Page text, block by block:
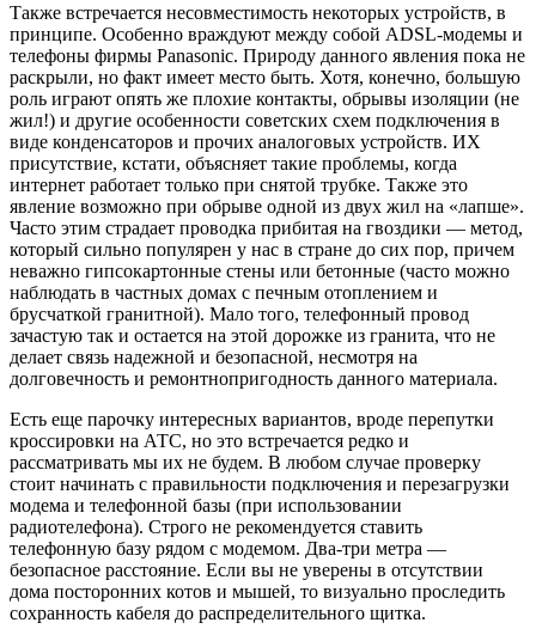
Также встречается несовместимость некоторых устройств, в
принципе. Оcобенно враждуют между собой ADSL-модемы и
телефоны фирмы Panasonic. Природу данного явления пока не
раскрыли, но факт имеет место быть. Хотя, конечно, большую
роль играют опять же плохие контакты, обрывы изоляции (не
жил!) и другие особенности советских схем подключения в
виде конденсаторов и прочих аналоговых устройств. ИХ
присутствие, кстати, объясняет такие проблемы, когда
интернет работает только при снятой трубке. Также это
явление возможно при обрыве одной из двух жил на «лапше».
Часто этим страдает проводка прибитая на гвоздики — метод,
который сильно популярен у нас в стране до сих пор, причем
неважно гипсокартонные стены или бетонные (часто можно
наблюдать в частных домах с печным отоплением и
брусчаткой гранитной). Мало того, телефонный провод
зачастую так и остается на этой дорожке из гранита, что не
делает связь надежной и безопасной, несмотря на
долговечность и ремонтнопригодность данного материала.
Есть еще парочку интересных вариантов, вроде перепутки
кроссировки на АТС, но это встречается редко и
рассматривать мы их не будем. В любом случае проверку
стоит начинать с правильности подключения и перезагрузки
модема и телефонной базы (при использовании
радиотелефона). Строго не рекомендуется ставить
телефонную базу рядом с модемом. Два-три метра —
безопасное расстояние. Если вы не уверены в отсутствии
дома посторонних котов и мышей, то визуально проследить
сохранность кабеля до распределительного щитка.